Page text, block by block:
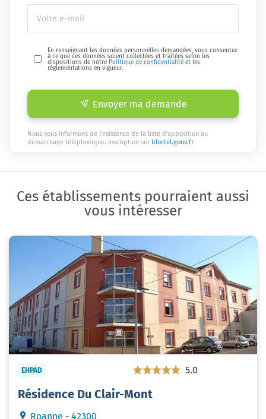
En renseignant les données personnelles demandées, vous consentez
à ce que ces données soient collectées et traitées selon les
dispositions de notre Politique de confidentialité et les
réglementations en vigueur.
Envoyer ma demande
Nous vous informons de l'existence de la liste d'opposition au
démarchage téléphonique. Inscription sur bloctel.gouv.fr
Ces établissements pourraient aussi
vous intéresser
EHPAD 5.0
Résidence Du Clair-Mont
Roanne - 42300